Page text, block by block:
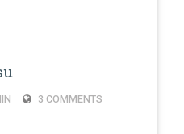
3 COMMENTS